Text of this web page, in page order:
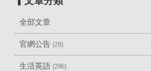
全部文章
官網公告 (29)
生活英語 (296)